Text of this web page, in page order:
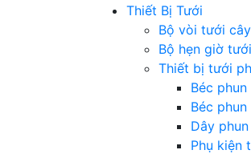
Thiết Bị Tưới
Bộ vòi tưới cây
Bộ hẹn giờ
Thiết bị tưới
Béc
Béc
Dây
Phụ kiện